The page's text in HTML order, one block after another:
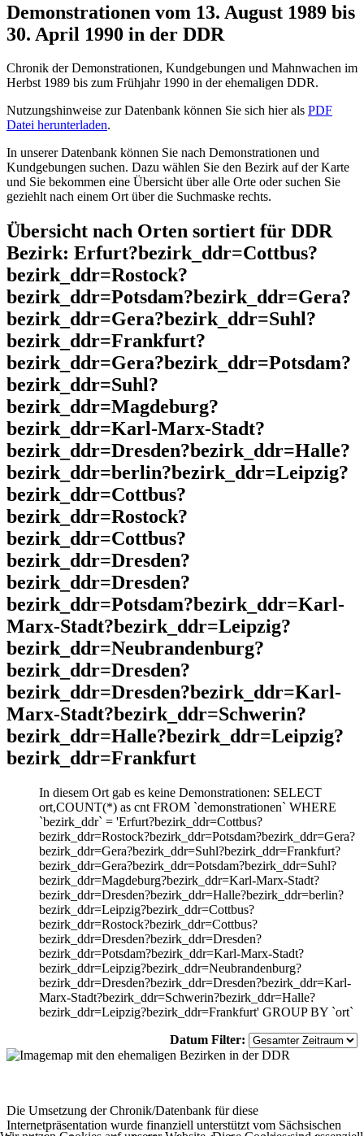
Demonstrationen vom 13. August 1989 bis
30. April 1990 in der DDR
Chronik der Demonstrationen, Kundgebungen und Mahnwachen im
Herbst 1989 bis zum Frühjahr 1990 in der ehemaligen DDR.
Nutzungshinweise zur Datenbank können Sie sich hier als PDF
Datei herunterladen.
In unserer Datenbank können Sie nach Demonstrationen und
Kundgebungen suchen. Dazu wählen Sie den Bezirk auf der Karte
und Sie bekommen eine Übersicht über alle Orte oder suchen Sie
geziehlt nach einem Ort über die Suchmaske rechts.
Übersicht nach Orten sortiert für DDR
Bezirk: Erfurt?bezirk_ddr=Cottbus?
bezirk_ddr=Rostock?
bezirk_ddr=Potsdam?bezirk_ddr=Gera?
bezirk_ddr=Gera?bezirk_ddr=Suhl?
bezirk_ddr=Frankfurt?
bezirk_ddr=Gera?bezirk_ddr=Potsdam?
bezirk_ddr=Suhl?
bezirk_ddr=Magdeburg?
bezirk_ddr=Karl-Marx-Stadt?
bezirk_ddr=Dresden?bezirk_ddr=Halle?
bezirk_ddr=berlin?bezirk_ddr=Leipzig?
bezirk_ddr=Cottbus?
bezirk_ddr=Rostock?
bezirk_ddr=Cottbus?
bezirk_ddr=Dresden?
bezirk_ddr=Dresden?
bezirk_ddr=Potsdam?bezirk_ddr=Karl-
Marx-Stadt?bezirk_ddr=Leipzig?
bezirk_ddr=Neubrandenburg?
bezirk_ddr=Dresden?
bezirk_ddr=Dresden?bezirk_ddr=Karl-
Marx-Stadt?bezirk_ddr=Schwerin?
bezirk_ddr=Halle?bezirk_ddr=Leipzig?
bezirk_ddr=Frankfurt
In diesem Ort gab es keine Demonstrationen: SELECT
ort,COUNT(*) as cnt FROM `demonstrationen` WHERE
`bezirk_ddr` = 'Erfurt?bezirk_ddr=Cottbus?
bezirk_ddr=Rostock?bezirk_ddr=Potsdam?bezirk_ddr=Gera?
bezirk_ddr=Gera?bezirk_ddr=Suhl?bezirk_ddr=Frankfurt?
bezirk_ddr=Gera?bezirk_ddr=Potsdam?bezirk_ddr=Suhl?
bezirk_ddr=Magdeburg?bezirk_ddr=Karl-Marx-Stadt?
bezirk_ddr=Dresden?bezirk_ddr=Halle?bezirk_ddr=berlin?
bezirk_ddr=Leipzig?bezirk_ddr=Cottbus?
bezirk_ddr=Rostock?bezirk_ddr=Cottbus?
bezirk_ddr=Dresden?bezirk_ddr=Dresden?
bezirk_ddr=Potsdam?bezirk_ddr=Karl-Marx-Stadt?
bezirk_ddr=Leipzig?bezirk_ddr=Neubrandenburg?
bezirk_ddr=Dresden?bezirk_ddr=Dresden?bezirk_ddr=Karl-
Marx-Stadt?bezirk_ddr=Schwerin?bezirk_ddr=Halle?
bezirk_ddr=Leipzig?bezirk_ddr=Frankfurt' GROUP BY `ort`
Datum Filter:
Die Umsetzung der Chronik/Datenbank für diese
Internetpräsentation wurde finanziell unterstützt vom Sächsischen